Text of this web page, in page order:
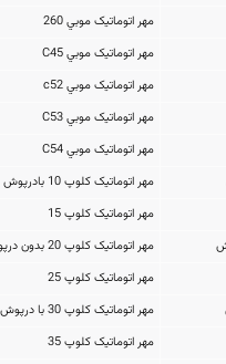
مهر اتوماتیک موبي 260
مهر اتوماتیک موبي C45
مهر اتوماتیک موبي c52
مهر اتوماتیک موبي C53
مهر اتوماتیک موبي C54
مهر اتوماتیک کلوپ 10 بادرپوش
مهر اتوماتیک کلوپ 15
مهر اتوماتیک کلوپ 20 بدون درپوش
مهر اتوماتیک کلوپ 25
مهر اتوماتیک کلوپ 30 با درپوش
مهر اتوماتیک کلوپ 35